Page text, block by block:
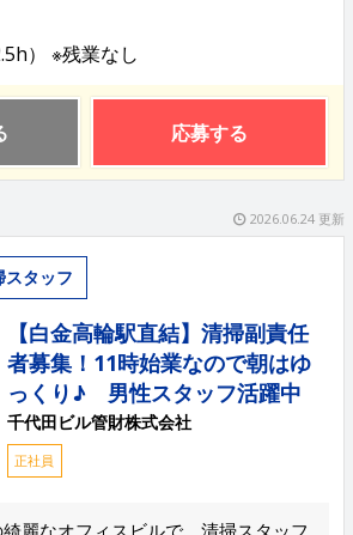
） ※残業なし
応募する
2026.06.24 更新
スタッフ
【白金高輪駅直結】清掃副責任
者募集！11時始業なので朝はゆ
っくり♪ 男性スタッフ活躍中
千代田ビル管財株式会社
正社員
麗なオフィスビルで、清掃スタッフ